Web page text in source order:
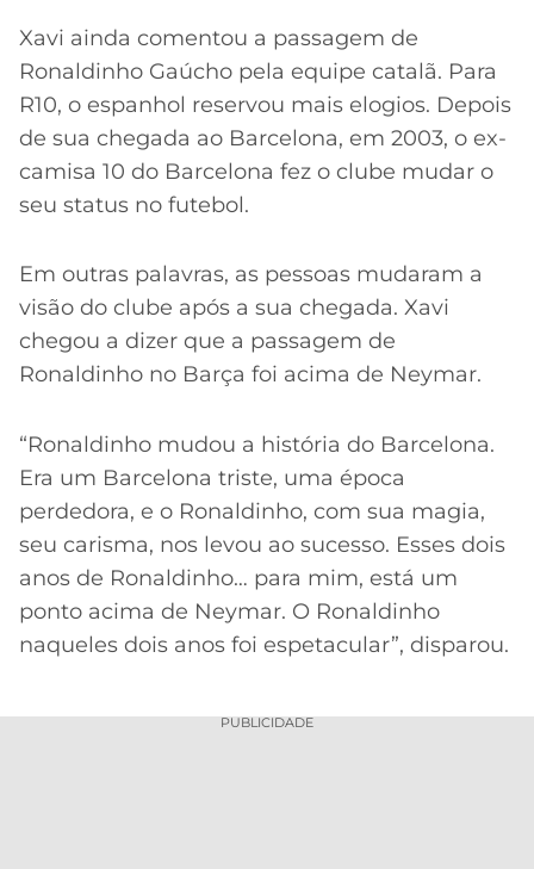
Xavi ainda comentou a passagem de
Ronaldinho Gaúcho pela equipe catalã. Para
R10, o espanhol reservou mais elogios. Depois
de sua chegada ao Barcelona, em 2003, o ex-
camisa 10 do Barcelona fez o clube mudar o
seu status no futebol.
Em outras palavras, as pessoas mudaram a
visão do clube após a sua chegada. Xavi
chegou a dizer que a passagem de
Ronaldinho no Barça foi acima de Neymar.
“Ronaldinho mudou a história do Barcelona.
Era um Barcelona triste, uma época
perdedora, e o Ronaldinho, com sua magia,
seu carisma, nos levou ao sucesso. Esses dois
anos de Ronaldinho… para mim, está um
ponto acima de Neymar. O Ronaldinho
naqueles dois anos foi espetacular”, disparou.
PUBLICIDADE